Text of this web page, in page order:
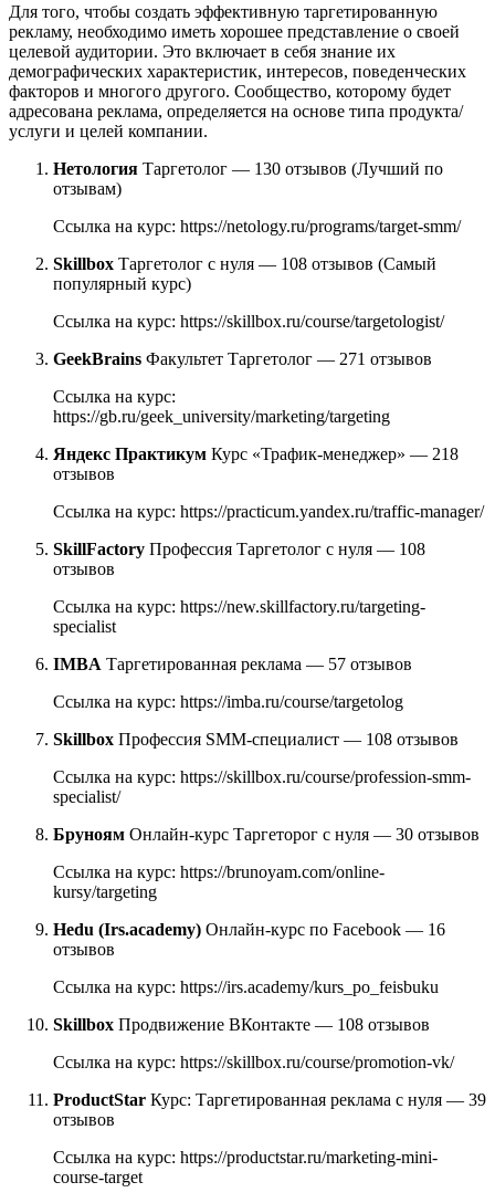
Для того, чтобы создать эффективную таргетированную
рекламу, необходимо иметь хорошее представление о своей
целевой аудитории. Это включает в себя знание их
демографических характеристик, интересов, поведенческих
факторов и многого другого. Сообщество, которому будет
адресована реклама, определяется на основе типа продукта/
услуги и целей компании.
Нетология Таргетолог — 130 отзывов (Лучший по
отзывам)
Ссылка на курс: https://netology.ru/programs/target-smm/
Skillbox Таргетолог с нуля — 108 отзывов (Самый
популярный курс)
Ссылка на курс: https://skillbox.ru/course/targetologist/
GeekBrains Факультет Таргетолог — 271 отзывов
Ссылка на курс:
https://gb.ru/geek_university/marketing/targeting
Яндекс Практикум Курс «Трафик-менеджер» — 218
отзывов
Ссылка на курс: https://practicum.yandex.ru/traffic-manager/
SkillFactory Профессия Таргетолог с нуля — 108
отзывов
Ссылка на курс: https://new.skillfactory.ru/targeting-
specialist
IMBA Таргетированная реклама — 57 отзывов
Ссылка на курс: https://imba.ru/course/targetolog
Skillbox Профессия SMM-специалист — 108 отзывов
Ссылка на курс: https://skillbox.ru/course/profession-smm-
specialist/
Бруноям Онлайн-курс Таргеторог с нуля — 30 отзывов
Ссылка на курс: https://brunoyam.com/online-
kursy/targeting
Hedu (Irs.academy) Онлайн-курс по Facebook — 16
отзывов
Ссылка на курс: https://irs.academy/kurs_po_feisbuku
Skillbox Продвижение ВКонтакте — 108 отзывов
Ссылка на курс: https://skillbox.ru/course/promotion-vk/
ProductStar Курс: Таргетированная реклама с нуля — 39
отзывов
Ссылка на курс: https://productstar.ru/marketing-mini-
course-target